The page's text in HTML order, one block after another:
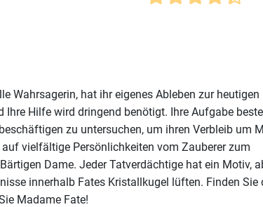
Wahrsagerin, hat ihr eigenes Ableben zur heutigen
Ihre Hilfe wird dringend benötigt. Ihre Aufgabe
zu untersuchen, um ihren Verbleib um
vielfältige Persönlichkeiten vom Zauberer zum
Dame. Jeder Tatverdächtige hat ein Motiv,
innerhalb Fates Kristallkugel lüften. Finden Sie
Madame Fate!